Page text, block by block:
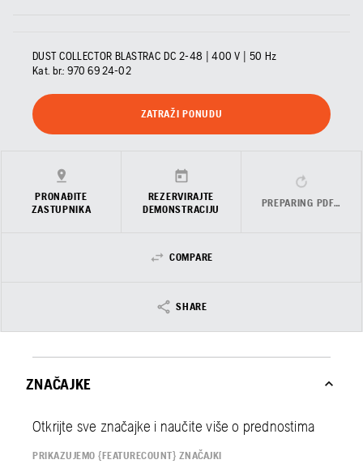
DUST COLLECTOR BLASTRAC DC 2-48 | 400 V | 50 Hz
Kat. br.: 970 69 24‑02
ZATRAŽI PONUDU
PRONAĐITE
ZASTUPNIKA
REZERVIRAJTE
DEMONSTRACIJU
PREPARING PDF…
COMPARE
SHARE
ZNAČAJKE
Otkrijte sve značajke i naučite više o prednostima
PRIKAZUJEMO {FEATURECOUNT} ZNAČAJKI